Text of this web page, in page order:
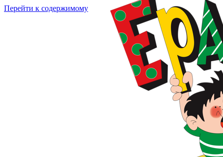
Перейти к содержимому